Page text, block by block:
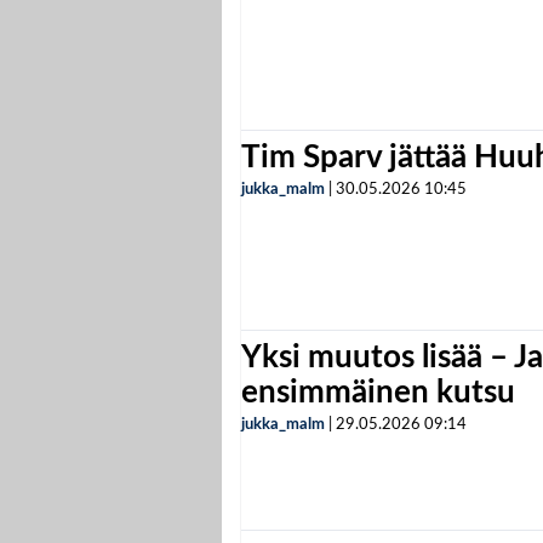
Tim Sparv jättää
jukka_malm 30.05.2026 10:45
Yksi muutos lisää –
ensimmäinen kutsu
jukka_malm 29.05.2026 09:14